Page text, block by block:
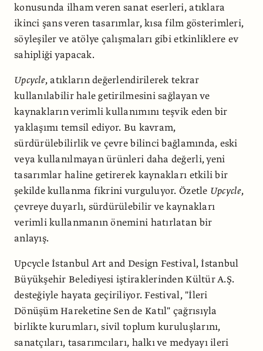
konusunda ilham veren sanat eserleri, atıklara
ikinci şans veren tasarımlar, kısa film gösterimleri,
söyleşiler ve atölye çalışmaları gibi etkinliklere ev
sahipliği yapacak.
Upcycle, atıkların değerlendirilerek tekrar
kullanılabilir hale getirilmesini sağlayan ve
kaynakların verimli kullanımını teşvik eden bir
yaklaşımı temsil ediyor. Bu kavram,
sürdürülebilirlik ve çevre bilinci bağlamında, eski
veya kullanılmayan ürünleri daha değerli, yeni
tasarımlar haline getirerek kaynakları etkili bir
şekilde kullanma fikrini vurguluyor. Özetle Upcycle,
çevreye duyarlı, sürdürülebilir ve kaynakları
verimli kullanmanın önemini hatırlatan bir
anlayış.
Upcycle İstanbul Art and Design Festival, İstanbul
Büyükşehir Belediyesi iştiraklerinden Kültür A.Ş.
desteğiyle hayata geçiriliyor. Festival, "İleri
Dönüşüm Hareketine Sen de Katıl" çağrısıyla
birlikte kurumları, sivil toplum kuruluşlarını,
sanatçıları, tasarımcıları, halkı ve medyayı ileri